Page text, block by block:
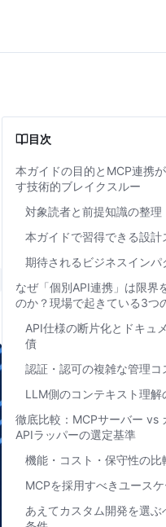
目次
本ガイドの目的とMCP連携
す技術的ブレイクスルー
対象読者と前提知識の整理
本ガイドで習得できる設計
期待されるビジネスインパ
なぜ「個別API連携」は限界
のか？現場で起きている3つ
API仕様の断片化とドキュ
債
認証・認可の複雑な管理コ
LLM側のコンテキスト理解
徹底比較：MCPサーバー vs
APIラッパーの選定基準
機能・コスト・保守性の比
MCPを採用すべきユースケ
あえてカスタム開発を選ぶ